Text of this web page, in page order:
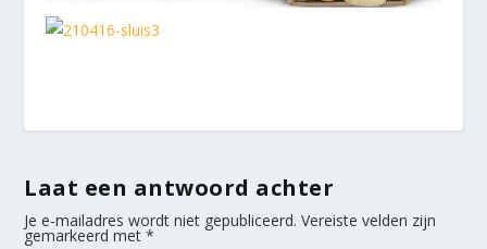
Laat een antwoord achter
Je e-mailadres wordt niet gepubliceerd. Vereiste velden zijn
gemarkeerd met*